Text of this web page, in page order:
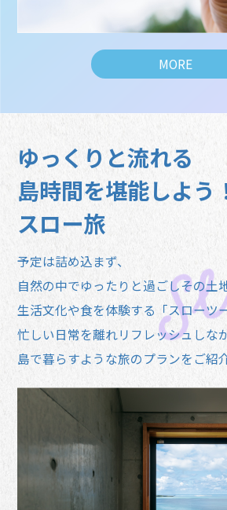
MORE
ゆっくりと流れる
島時間を堪能しよう
スロー旅
予定は詰め込まず、
自然の中でゆったりと過ごしその土
生活文化や食を体験する「スローツ
忙しい日常を離れリフレッシュしな
島で暮らすような旅のプランをご紹